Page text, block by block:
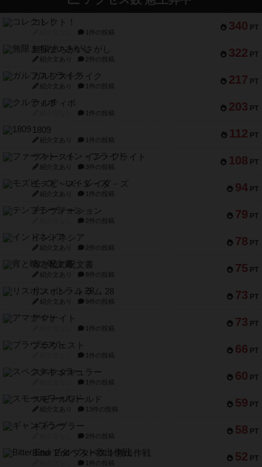
340 PT
コレクト！
1件の投稿
322 PT
無限まちがいさがし
紹介文あり 2件の投稿
217 PT
ガルフストライク
紹介文あり 1件の投稿
203 PT
クルティボ
1件の投稿
112 PT
1809
紹介文あり 1件の投稿
108 PT
ファースト・イン・フライト
紹介文あり 3件の投稿
94 PT
モズビ－ズ・レイダ－ズ
紹介文あり 1件の投稿
79 PT
テンプテーション
2件の投稿
78 PT
インドネシア
紹介文あり 2件の投稿
75 PT
宵と暁の呪文書
紹介文あり 8件の投稿
73 PT
リスボン・トラム 28
紹介文あり 9件の投稿
73 PT
アマナイト
1件の投稿
66 PT
ブラヴェスト
1件の投稿
60 PT
スペクタキュラー
1件の投稿
59 PT
スモールワールド
紹介文あり 13件の投稿
58 PT
ギャンブラー
2件の投稿
52 PT
Bitter End ブタペスト救出作戦
1件の投稿